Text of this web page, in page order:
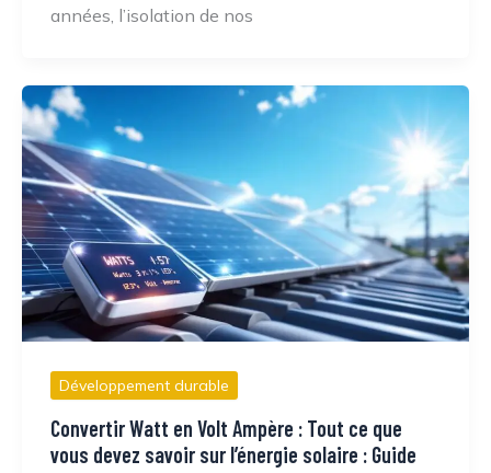
années, l’isolation de nos
Développement durable
Convertir Watt en Volt Ampère : Tout ce que
vous devez savoir sur l’énergie solaire : Guide